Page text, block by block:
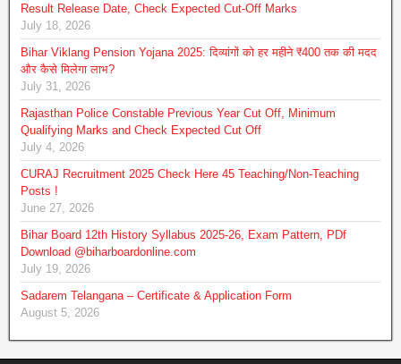
Result Release Date, Check Expected Cut-Off Marks
July 18, 2026
Bihar Viklang Pension Yojana 2025: दिव्यांगों को हर महीने ₹400 तक की मदद
और कैसे मिलेगा लाभ?
July 31, 2026
Rajasthan Police Constable Previous Year Cut Off, Minimum
Qualifying Marks and Check Expected Cut Off
July 4, 2026
CURAJ Recruitment 2025 Check Here 45 Teaching/Non-Teaching
Posts !
June 27, 2026
Bihar Board 12th History Syllabus 2025-26, Exam Pattern, PDf
Download @biharboardonline.com
July 19, 2026
Sadarem Telangana – Certificate & Application Form
August 5, 2026